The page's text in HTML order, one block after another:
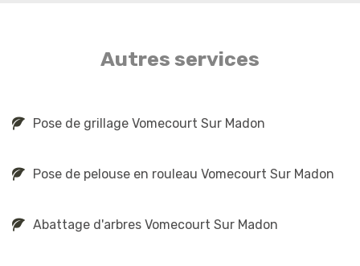
Autres services
Pose de grillage Vomecourt Sur Madon
Pose de pelouse en rouleau Vomecourt Sur Madon
Abattage d'arbres Vomecourt Sur Madon